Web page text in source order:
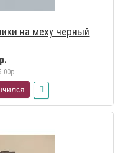
на меху черный